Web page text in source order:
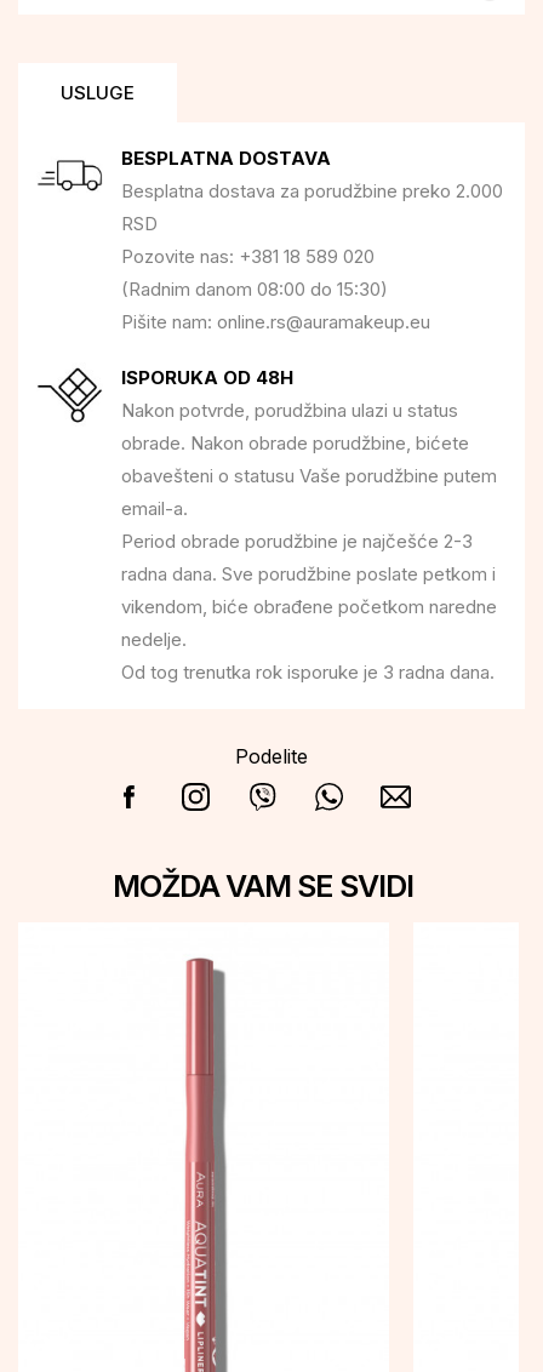
USLUGE
BESPLATNA DOSTAVA
Besplatna dostava za porudžbine preko 2.000
RSD
Pozovite nas: +381 18 589 020
(Radnim danom 08:00 do 15:30)
Pišite nam: online.rs@auramakeup.eu
ISPORUKA OD 48H
Nakon potvrde, porudžbina ulazi u status
obrade. Nakon obrade porudžbine, bićete
obavešteni o statusu Vaše porudžbine putem
email-a.
Period obrade porudžbine je najčešće 2-3
radna dana. Sve porudžbine poslate petkom i
vikendom, biće obrađene početkom naredne
nedelje.
Od tog trenutka rok isporuke je 3 radna dana.
Podelite
MOŽDA VAM SE SVIDI